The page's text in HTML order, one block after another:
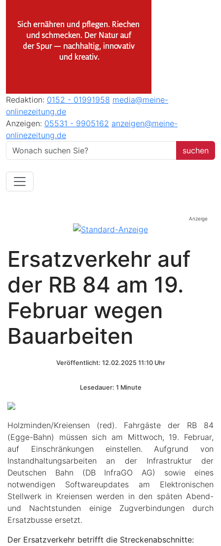
Redaktion: 0152 - 01991958 media@meine-
onlinezeitung.de
Anzeigen: 05531 - 9905162 anzeigen@meine-
onlinezeitung.de
Anzeige
Ersatzverkehr auf
der RB 84 am 19.
Februar wegen
Bauarbeiten
Veröffentlicht: 12.02.2025 11:10 Uhr
Lesedauer: 1 Minute
Holzminden/Kreiensen (red). Fahrgäste der RB 84
(Egge-Bahn) müssen sich am Mittwoch, 19. Februar,
auf Einschränkungen einstellen. Aufgrund von
Instandhaltungsarbeiten an der Infrastruktur der
Deutschen Bahn (DB InfraGO AG) sowie eines
notwendigen Softwareupdates am Elektronischen
Stellwerk in Kreiensen werden in den späten Abend-
und Nachtstunden einige Zugverbindungen durch
Ersatzbusse ersetzt.
Der Ersatzverkehr betrifft die Streckenabschnitte: